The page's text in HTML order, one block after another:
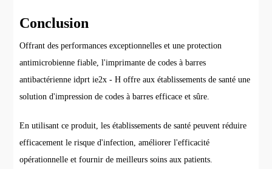
Conclusion
Offrant des performances exceptionnelles et une protection
antimicrobienne fiable, l'imprimante de codes à barres
antibactérienne idprt ie2x - H offre aux établissements de santé une
solution d'impression de codes à barres efficace et sûre.
En utilisant ce produit, les établissements de santé peuvent réduire
efficacement le risque d'infection, améliorer l'efficacité
opérationnelle et fournir de meilleurs soins aux patients.